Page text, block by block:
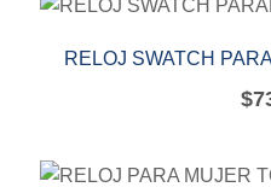
RELOJ SWATCH
$